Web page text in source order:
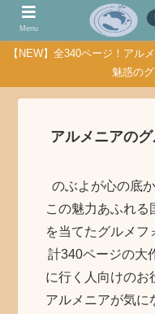
【NEW】全340ページ！アル
魅惑の
アルメニアの
のぶよが心の底
この魅力あふれる
を当てたグルメフ
計340ページの大
に行く人向けのお
アルメニアが気に
Menu